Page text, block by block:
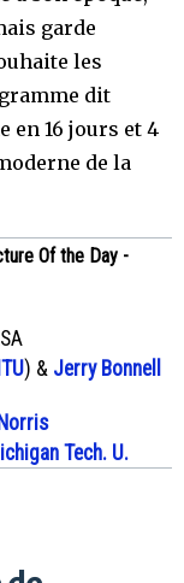
garde
les
dit
en 16 jours et 4
de la
Of the Day -
) & Jerry Bonnell
Tech. U.